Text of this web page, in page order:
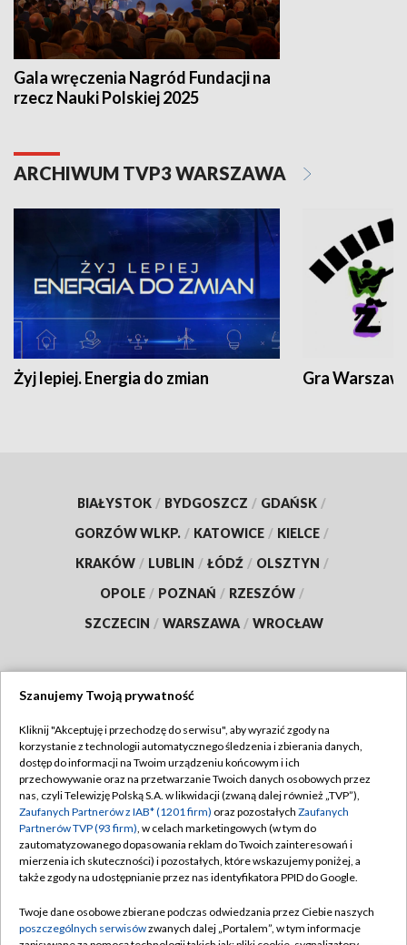
Gala wręczenia Nagród Fundacji na
rzecz Nauki Polskiej 2025
ARCHIWUM TVP3 WARSZAWA
Żyj lepiej. Energia do zmian Gra
BIAŁYSTOK / BYDGOSZCZ / GDAŃSK /
GORZÓW WLKP. / KATOWICE / KIELCE /
KRAKÓW / LUBLIN / ŁÓDŹ / OLSZTYN /
OPOLE / POZNAŃ / RZESZÓW /
SZCZECIN / WARSZAWA / WROCŁAW
TVP
Abonament TVP
Emisja w TVP
Centrum informacji TVP
Naziemna Telewizja Cyfrowa
Rada Programowa
Regulamin TVP
Polityka prywatności
Moje zgody
Pomoc
Kontakt
Szanujemy Twoją prywatność
Kliknij "Akceptuję i przechodzę do serwisu", aby wyrazić zgody na
korzystanie z technologii automatycznego śledzenia i zbierania danych,
dostęp do informacji na Twoim urządzeniu końcowym i ich
przechowywanie oraz na przetwarzanie Twoich danych osobowych przez
nas, czyli Telewizję Polską S.A. w likwidacji (zwaną dalej również „TVP”),
Zaufanych Partnerów z IAB* (1201 firm) oraz pozostałych Zaufanych
Partnerów TVP (93 firm), w celach marketingowych (w tym do
zautomatyzowanego dopasowania reklam do Twoich zainteresowań i
mierzenia ich skuteczności) i pozostałych, które wskazujemy poniżej, a
także zgody na udostępnianie przez nas identyfikatora PPID do Google.
Twoje dane osobowe zbierane podczas odwiedzania przez Ciebie naszych
poszczególnych serwisówzwanych dalej „Portalem”, w tym informacje